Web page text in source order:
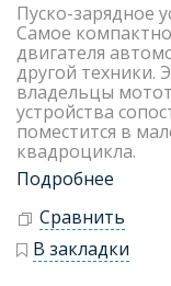
Пуско-зарядное
Cамое
двигателя
другой техники.
владельцы
устройства
поместится в
квадроцикла.
Подробнее
Сравнить
В закладки